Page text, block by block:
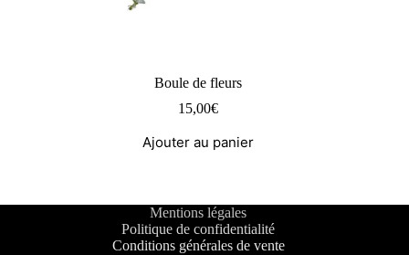
Boule de fleurs
15,00€
Ajouter au panier
Mentions légales
Politique de confidentialité
Conditions générales de vente